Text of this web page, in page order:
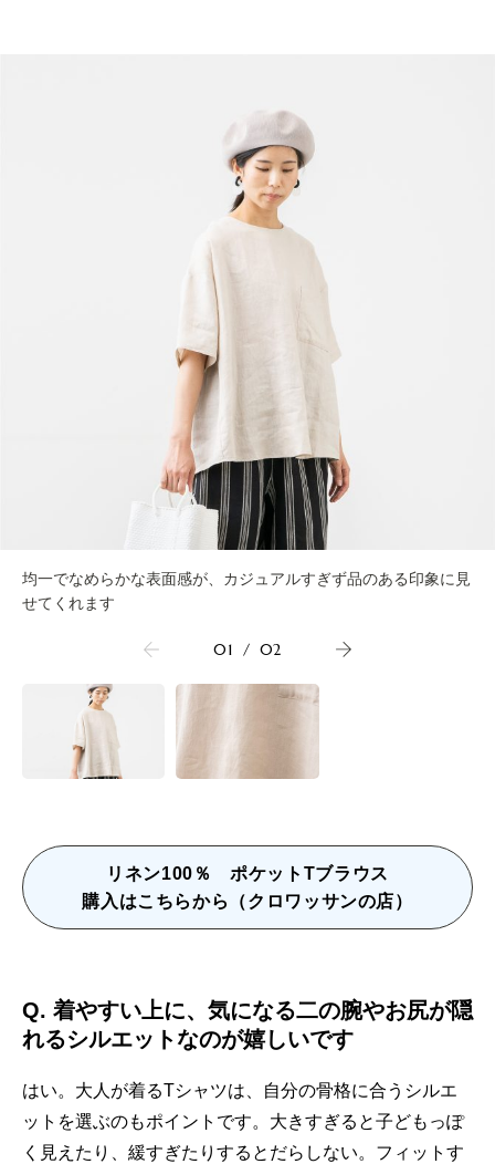
均一でなめらかな表面感が、カジュアルすぎず品のある印象に見
せてくれます
01 / 02
リネン100％ ポケットTブラウス
購入はこちらから（クロワッサンの店）
Q. 着やすい上に、気になる二の腕やお尻が隠
れるシルエットなのが嬉しいです
はい。大人が着るTシャツは、自分の骨格に合うシルエ
ットを選ぶのもポイントです。大きすぎると子どもっぽ
く見えたり、緩すぎたりするとだらしない。フィットす